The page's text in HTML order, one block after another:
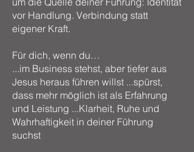
vor Handlung. Verbindung statt
eigener Kraft.
Für dich, wenn du…
...im Business stehst, aber tiefer aus
Jesus heraus führen willst ...spürst,
dass mehr möglich ist als Erfahrung
und Leistung ...Klarheit, Ruhe und
Wahrhaftigkeit in deiner Führung
suchst